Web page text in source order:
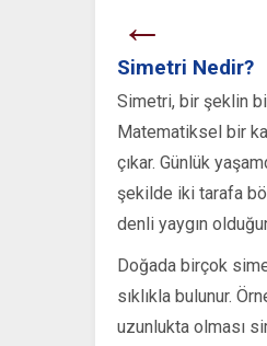
←
Simetri Nedir?
Simetri, bir şeklin
Matematiksel bir
çıkar. Günlük
şekilde iki tarafa
denli yaygın
Doğada birçok
sıklıkla bulunur.
uzunlukta olması